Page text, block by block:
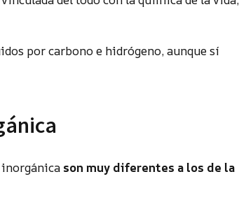
por carbono e hidrógeno, aunque sí
son muy diferentes a los de la